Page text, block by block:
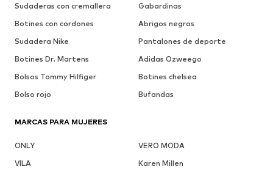
Sudaderas con cremallera
Gabardinas
Botines con cordones
Abrigos negros
Sudadera Nike
Pantalones de deporte
Botines Dr. Martens
Adidas Ozweego
Bolsos Tommy Hilfiger
Botines chelsea
Bolso rojo
Bufandas
MARCAS PARA MUJERES
ONLY
VERO MODA
VILA
Karen Millen